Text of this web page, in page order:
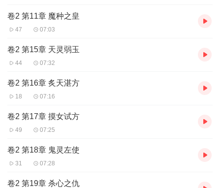
卷2 第11章 魔种之皇
47 07:03
卷2 第15章 天灵弱玉
44 07:32
卷2 第16章 炙天湛方
18 07:16
卷2 第17章 摸女试方
49 07:25
卷2 第18章 鬼灵左使
31 07:28
卷2 第19章 杀心之仇